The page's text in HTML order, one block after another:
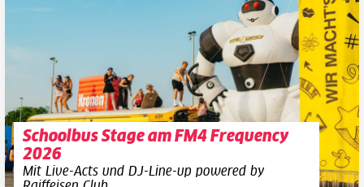
Schoolbus Stage am FM4 Frequency
2026
Mit Live-Acts und DJ-Line-up powered by